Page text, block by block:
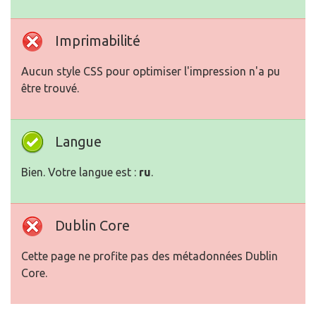
Imprimabilité
Aucun style CSS pour optimiser l'impression n'a pu
être trouvé.
Langue
Bien. Votre langue est : ru.
Dublin Core
Cette page ne profite pas des métadonnées Dublin
Core.